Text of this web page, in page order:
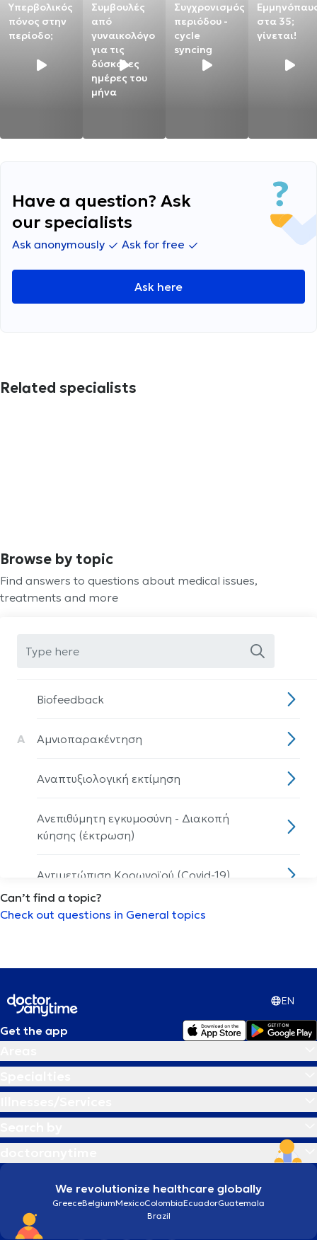
Υπερβολικός
πόνος στην
περίοδο;
Συμβουλές
από
γυναικολόγο
για τις
δύσκολες
ημέρες του
μήνα
Συγχρονισμός
περιόδου -
cycle
syncing
στα 35;
γίνεται!
Have a question? Ask
our specialists
Ask anonymously Ask for free
Ask here
Related specialists
Browse by topic
Find answers to questions about medical issues,
treatments and more
Biofeedback
Α Αμνιοπαρακέντηση
Αναπτυξιολογική εκτίμηση
Ανεπιθύμητη εγκυμοσύνη - Διακοπή
κύησης (έκτρωση)
Αντιμετώπιση Κορωνοϊού (Covid-19)
Αρθροπλαστική ώμου
Αυτισμός
Αυτογνωσία
Γ Γαστρικο μποτοξ
Διαχείριση πένθους
Ε Εθισμός
Can’t find a topic?
Check out questions in General topics
EN
Get the app
We revolutionize healthcare globally
GreeceBelgiumMexicoColombiaEcuadorGuatemala
Brazil